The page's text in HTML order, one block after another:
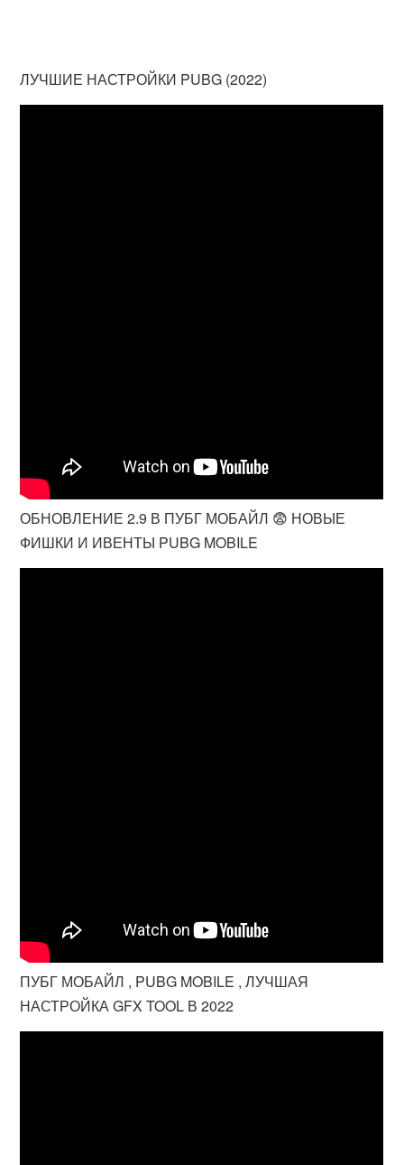
ЛУЧШИЕ НАСТРОЙКИ PUBG (2022)
ОБНОВЛЕНИЕ 2.9 В ПУБГ МОБАЙЛ 😨 НОВЫЕ
ФИШКИ И ИВЕНТЫ PUBG MOBILE
ПУБГ МОБАЙЛ , PUBG MOBILE , ЛУЧШАЯ
НАСТРОЙКА GFX TOOL В 2022